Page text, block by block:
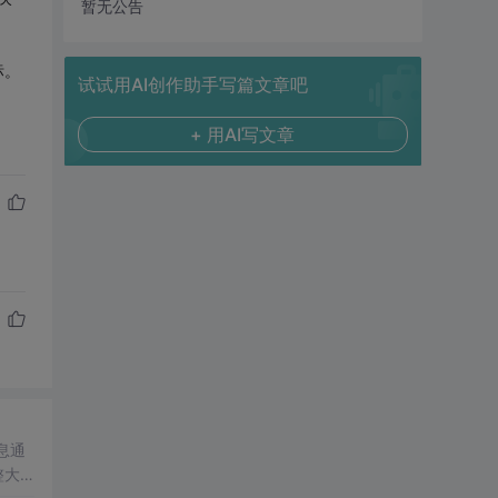
通
大
暂无公告
试试用AI创作助手写篇文章吧
+ 用AI写文章